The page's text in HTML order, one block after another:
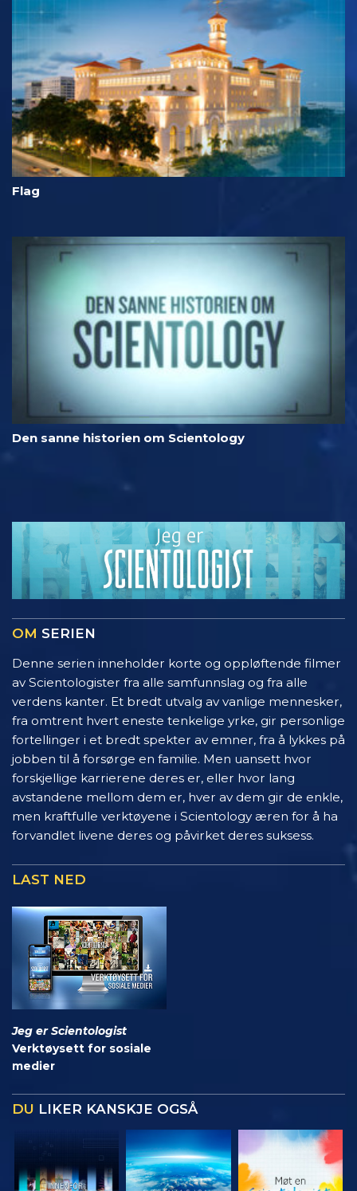
Flag
Den sanne historien om Scientology
OM SERIEN
Denne serien inneholder korte og oppløftende filmer
av Scientologister fra alle samfunnslag og fra alle
verdens kanter. Et bredt utvalg av vanlige mennesker,
fra omtrent hvert eneste tenkelige yrke, gir personlige
fortellinger i et bredt spekter av emner, fra å lykkes på
jobben til å forsørge en familie. Men uansett hvor
forskjellige karrierene deres er, eller hvor lang
avstandene mellom dem er, hver av dem gir de enkle,
men kraftfulle verktøyene i Scientology æren for å ha
forvandlet livene deres og påvirket deres suksess.
LAST NED
Jeg er Scientologist
Verktøysett for sosiale
medier
DU LIKER KANSKJE OGSÅ